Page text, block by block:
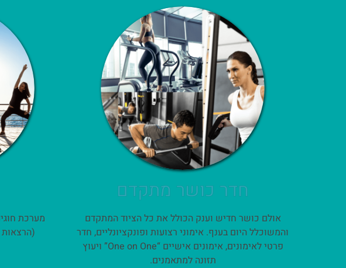
חדר כושר מתקדם
אולם כושר חדיש וענק הכולל את כל הציוד המתקדם
והמשוכלל היום בענף. אימוני רצועות ופונקציונליים, חדר
פרטי לאימונים, אימונים אישיים “One on One” ויעוץ
תזונה למתאמנים.
מערכת
(הרצאות